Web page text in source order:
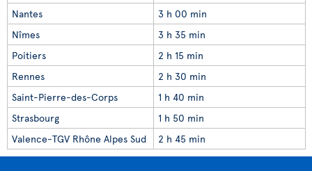
Nantes
3 h 00 min
Nîmes
3 h 35 min
Poitiers
2 h 15 min
Rennes
2 h 30 min
Saint-Pierre-des-Corps
1 h 40 min
Strasbourg
1 h 50 min
Valence-TGV Rhône Alpes Sud
2 h 45 min